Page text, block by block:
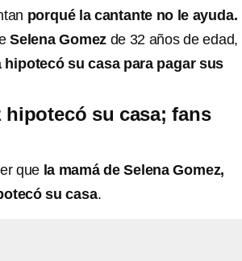
porqué la cantante no le ayuda.
Selena Gomez de 32 años de edad,
hipotecó su casa para pagar sus
hipotecó su casa; fans
que la mamá de Selena Gomez,
su casa.